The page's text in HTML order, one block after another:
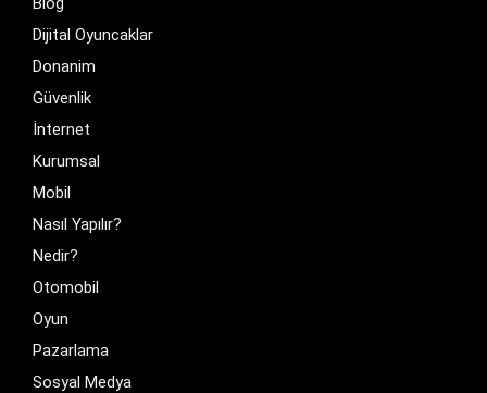
Dijital Oyuncaklar
Donanim
Güvenlik
İnternet
Kurumsal
Mobil
Nasıl Yapılır?
Nedir?
Otomobil
Oyun
Pazarlama
Sosyal Medya